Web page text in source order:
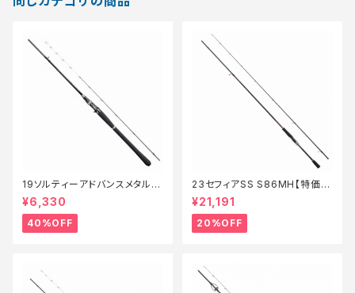
19ソルティーアドバンスメタルス
ッテ B66MLS【特価竿】【40】
¥6,330
40%OFF
23セフィアSS S86MH【特価ロ
ッド】【20】
¥21,191
20%OFF